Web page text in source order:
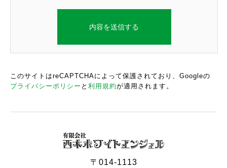
及び連絡先について
〒014-1113 秋田県仙北市田沢湖卒田字
有限会社西木ホワイトエンジェル 個人
情報保護管理担当者
代表取締役 鈴木 弘正
Email:w_angel@taupe.plala.or.jp
このサイトはreCAPTCHAによって保護されており、Googleの
プライバシーポリシー と 利用規約が適用されます。
〒014-1113